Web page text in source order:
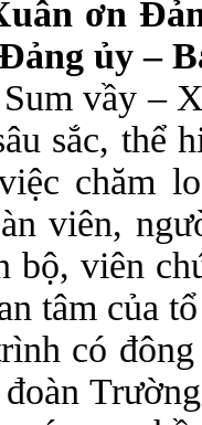
ơn
ủy –
vầy –
sắc, thể
chăm
viên,
bộ, viên
tâm của
có